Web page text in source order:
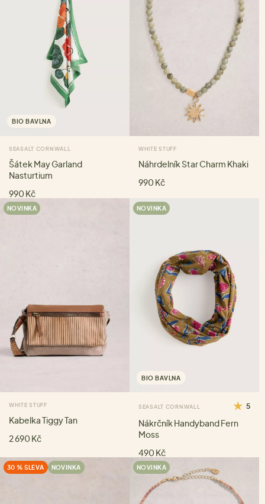
BIO BAVLNA
SEASALT CORNWALL
Šátek May Garland
Nasturtium
990 Kč
WHITE STUFF
Náhrdelník Star Charm Khaki
990 Kč
NOVINKA
WHITE STUFF
Kabelka Tiggy Tan
2 690 Kč
NOVINKA
BIO BAVLNA
SEASALT CORNWALL 5
Nákrčník Handyband Fern
Moss
490 Kč
30 % SLEVA NOVINKA NOVINKA